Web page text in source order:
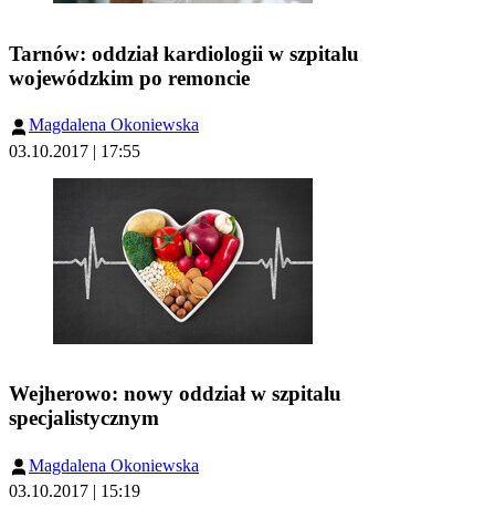
Tarnów: oddział kardiologii w szpitalu
wojewódzkim po remoncie
Magdalena Okoniewska
03.10.2017 | 17:55
Wejherowo: nowy oddział w szpitalu
specjalistycznym
Magdalena Okoniewska
03.10.2017 | 15:19